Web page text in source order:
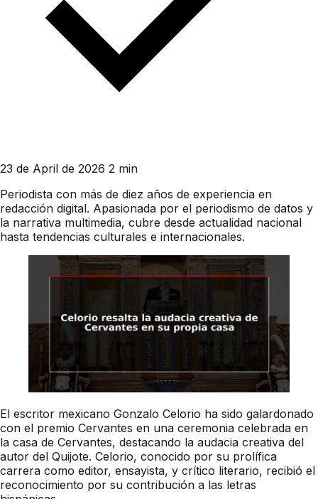
23 de April de 2026 2 min
Periodista con más de diez años de experiencia en
redacción digital. Apasionada por el periodismo de datos y
la narrativa multimedia, cubre desde actualidad nacional
hasta tendencias culturales e internacionales.
El escritor mexicano Gonzalo Celorio ha sido galardonado
con el premio Cervantes en una ceremonia celebrada en
la casa de Cervantes, destacando la audacia creativa del
autor del Quijote. Celorio, conocido por su prolífica
carrera como editor, ensayista, y crítico literario, recibió el
reconocimiento por su contribución a las letras